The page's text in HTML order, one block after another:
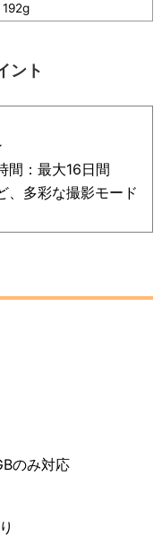
192g
ント
間：最大16日間
、多彩な撮影モード
のみ対応